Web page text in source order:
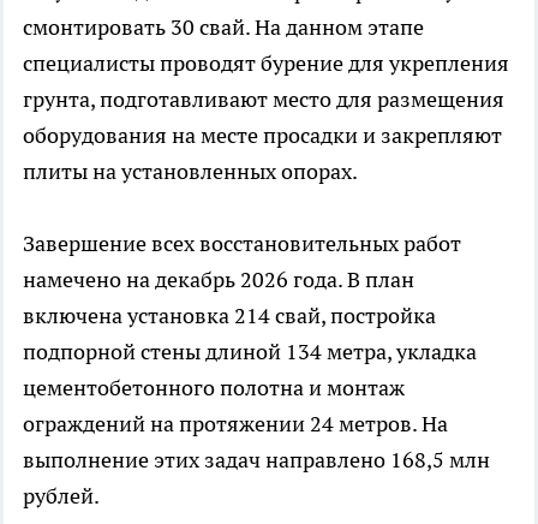
смонтировать 30 свай. На данном этапе
специалисты проводят бурение для укрепления
грунта, подготавливают место для размещения
оборудования на месте просадки и закрепляют
плиты на установленных опорах.
Завершение всех восстановительных работ
намечено на декабрь 2026 года. В план
включена установка 214 свай, постройка
подпорной стены длиной 134 метра, укладка
цементобетонного полотна и монтаж
ограждений на протяжении 24 метров. На
выполнение этих задач направлено 168,5 млн
рублей.